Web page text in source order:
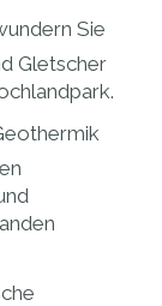
Sie
Gletscher